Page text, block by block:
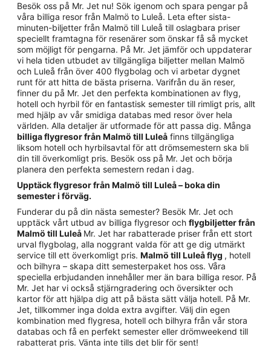
Besök oss på Mr. Jet nu! Sök igenom och spara pengar på
våra billiga resor från Malmö to Luleå. Leta efter sista-
minuten-biljetter från Malmö till Luleå till oslagbara priser
speciellt framtagna för resenärer som önskar få så mycket
som möjligt för pengarna. På Mr. Jet jämför och uppdaterar
vi hela tiden utbudet av tillgängliga biljetter mellan Malmö
och Luleå från över 400 flygbolag och vi arbetar dygnet
runt för att hitta de bästa priserna. Varifrån du än reser,
finner du på Mr. Jet den perfekta kombinationen av flyg,
hotell och hyrbil för en fantastisk semester till rimligt pris, allt
med hjälp av vår smidiga databas med resor över hela
världen. Alla detaljer är utformade för att passa dig. Många
billiga flygresor från Malmö till Luleå finns tillgängliga
liksom hotell och hyrbilsavtal för att drömsemestern ska bli
din till överkomligt pris. Besök oss på Mr. Jet och börja
planera den perfekta semestern redan i dag.
Upptäck flygresor från Malmö till Luleå – boka din
semester i förväg.
Funderar du på din nästa semester? Besök Mr. Jet och
upptäck vårt utbud av billiga flygresor och flygbiljetter från
Malmö till Luleå Mr. Jet har rabatterade priser från ett stort
urval flygbolag, alla noggrant valda för att ge dig utmärkt
service till ett överkomligt pris. Malmö till Luleå flyg , hotell
och bilhyra – skapa ditt semesterpaket hos oss. Våra
speciella erbjudanden innehåller mer än bara billiga resor. På
Mr. Jet har vi också stjärngradering och översikter och
kartor för att hjälpa dig att på bästa sätt välja hotell. På Mr.
Jet, tillkommer inga dolda extra avgifter. Välj din egen
kombination med flygresa, hotell och bilhyra från vår stora
databas och få en perfekt semester eller drömweekend till
rabatterat pris. Vänta inte tills det blir för sent!